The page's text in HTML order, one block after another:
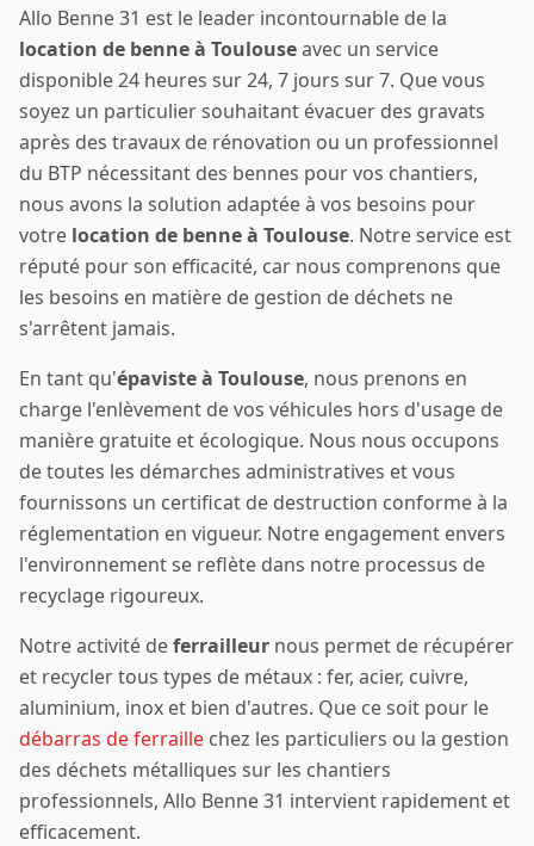
Allo Benne 31 est le leader incontournable de la
location de benne à Toulouseavec un service
disponible 24 heures sur 24, 7 jours sur 7. Que vous
soyez un particulier souhaitant évacuer des gravats
après des travaux de rénovation ou un professionnel
du BTP nécessitant des bennes pour vos chantiers,
nous avons la solution adaptée à vos besoins pour
votre location de benne à Toulouse. Notre service est
réputé pour son efficacité, car nous comprenons que
les besoins en matière de gestion de déchets ne
s'arrêtent jamais.
En tant qu'épaviste à Toulouse, nous prenons en
charge l'enlèvement de vos véhicules hors d'usage de
manière gratuite et écologique. Nous nous occupons
de toutes les démarches administratives et vous
fournissons un certificat de destruction conforme à la
réglementation en vigueur. Notre engagement envers
l'environnement se reflète dans notre processus de
recyclage rigoureux.
Notre activité deferrailleur nous permet de récupérer
et recycler tous types de métaux : fer, acier, cuivre,
aluminium, inox et bien d'autres. Que ce soit pour le
débarras de ferraille chez les particuliers ou la gestion
des déchets métalliques sur les chantiers
professionnels, Allo Benne 31 intervient rapidement et
efficacement.